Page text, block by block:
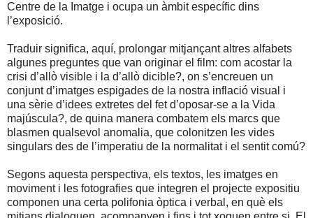
Centre de la Imatge i ocupa un àmbit específic dins
l’exposició.
Traduir significa, aquí, prolongar mitjançant altres alfabets
algunes preguntes que van originar el film: com acostar la
crisi d’allò visible i la d’allò dicible?, on s’encreuen un
conjunt d’imatges espigades de la nostra inflació visual i
una sèrie d’idees extretes del fet d’oposar-se a la Vida
majúscula?, de quina manera combatem els marcs que
blasmen qualsevol anomalia, que colonitzen les vides
singulars des de l’imperatiu de la normalitat i el sentit comú?
Segons aquesta perspectiva, els textos, les imatges en
moviment i les fotografies que integren el projecte expositiu
componen una certa polifonia òptica i verbal, en què els